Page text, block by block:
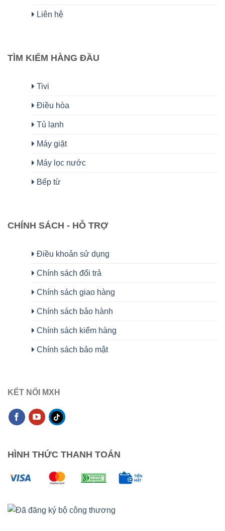
Liên hệ
TÌM KIẾM HÀNG ĐẦU
Tivi
Điều hòa
Tủ lạnh
Máy giặt
Máy lọc nước
Bếp từ
CHÍNH SÁCH - HỖ TRỢ
Điều khoản sử dụng
Chính sách đổi trả
Chính sách giao hàng
Chính sách bảo hành
Chính sách kiểm hàng
Chính sách bảo mật
KẾT NỐI MXH
HÌNH THỨC THANH TOÁN